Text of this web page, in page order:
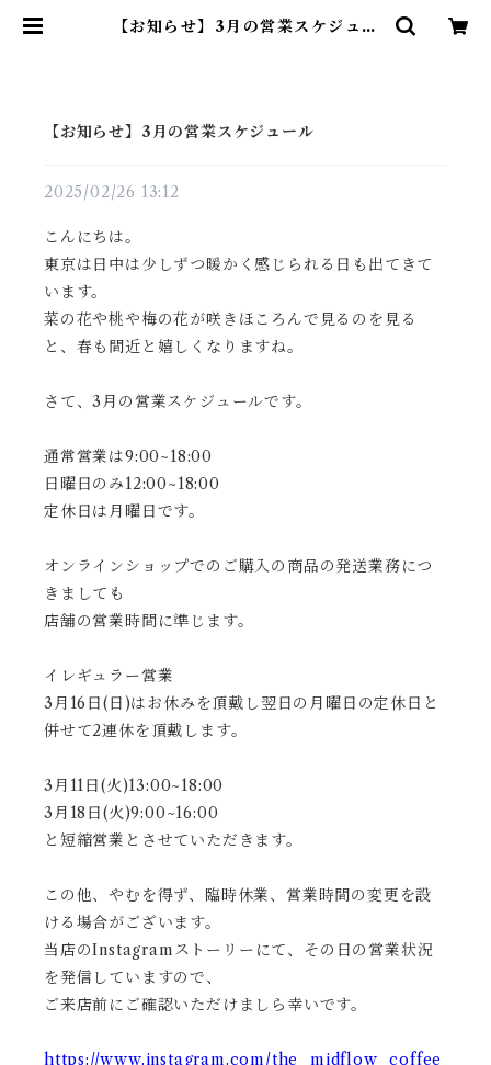
【お知らせ】3月の営業スケジュー
【お知らせ】3月の営業スケジュール
2025/02/26 13:12
こんにちは。
東京は日中は少しずつ暖かく感じられる日も出てきて
います。
菜の花や桃や梅の花が咲きほころんで見るのを見る
と、春も間近と嬉しくなりますね。
さて、3月の営業スケジュールです。
通常営業は9:00~18:00
日曜日のみ12:00~18:00
定休日は月曜日です。
オンラインショップでのご購入の商品の発送業務につ
きましても
店舗の営業時間に準じます。
イレギュラー営業
3月16日(日)はお休みを頂戴し翌日の月曜日の定休日と
併せて2連休を頂戴します。
3月11日(火)13:00~18:00
3月18日(火)9:00~16:00
と短縮営業とさせていただきます。
この他、やむを得ず、臨時休業、営業時間の変更を設
ける場合がございます。
当店のInstagramストーリーにて、その日の営業状況
を発信していますので、
ご来店前にご確認いただけましら幸いです。
https://www.instagram.com/the_midflow_coffee